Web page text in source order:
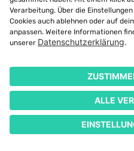
Kreditkarten und
Anfragen bei der
Identitätsanfragen).
Nach erfolgreicher
Abschnitt c.iv.) erhalten wir
generierte
aufweist, sowie Ihre
Bonitätsdaten. Diese Daten
zu Ihrer Information